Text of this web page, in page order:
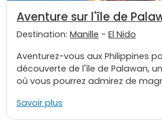
Aventure sur l'île de
Destination: Manille - El Nido
Aventurez-vous aux Philippines
découverte de l'île de Palawan,
où vous pourrez admirez de
Savoir plus